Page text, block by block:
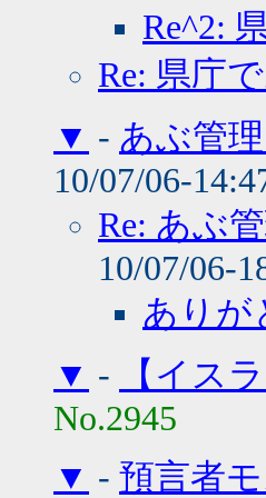
Re^2:
Re: 県庁
▼ - あぶ管
10/07/06-
Re: あぶ
10/07/06-
ありが
▼ -
【イス
No.2945
▼ - 預言者